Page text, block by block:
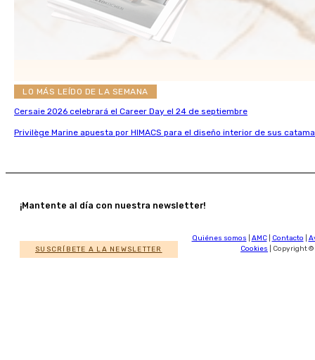
LO MÁS LEÍDO DE LA SEMANA
Cersaie 2026 celebrará el Career Day el 24 de septiembre
Privilège Marine apuesta por HIMACS para el diseño interior de sus
¡Mantente al día con nuestra newsletter!
SUSCRÍBETE A LA NEWSLETTER
Quiénes somos AMC| Contacto
Cookies | Copyright